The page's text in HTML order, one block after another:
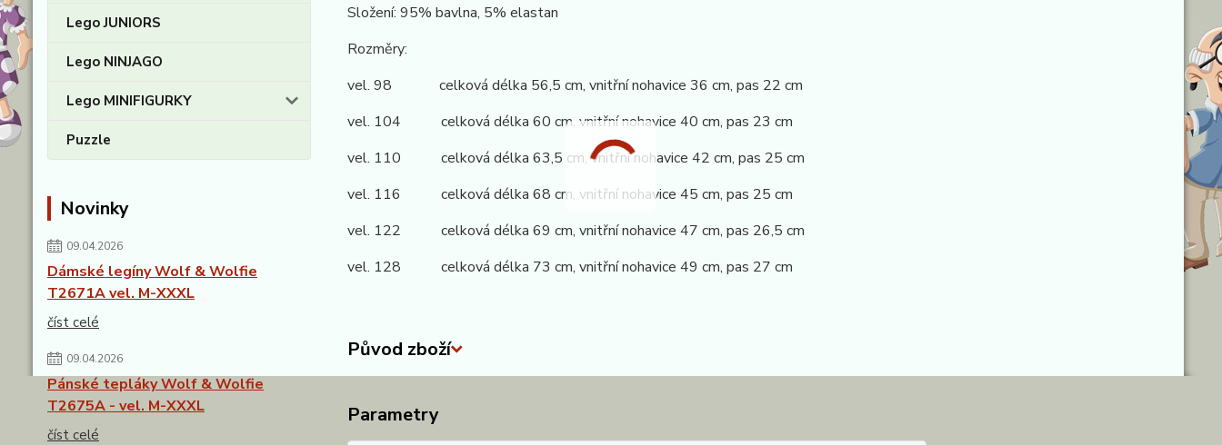
Lego JUNIORS
Lego NINJAGO
Lego MINIFIGURKY
Puzzle
Novinky
09.04.2026
Dámské legíny Wolf & Wolfie
T2671A vel. M-XXXL
číst celé
09.04.2026
Pánské tepláky Wolf & Wolfie
T2675A - vel. M-XXXL
číst celé
Složení: 95% bavlna, 5% elastan
Rozměry:
vel. 98 celková délka 56,5 cm, vnitřní nohavice 36 cm, pas 22 cm
vel. 104 celková délka 60 cm, vnitřní nohavice 40 cm, pas 23 cm
vel. 110 celková délka 63,5 cm, vnitřní nohavice 42 cm, pas 25 cm
vel. 116 celková délka 68 cm, vnitřní nohavice 45 cm, pas 25 cm
vel. 122 celková délka 69 cm, vnitřní nohavice 47 cm, pas 26,5 cm
vel. 128 celková délka 73 cm, vnitřní nohavice 49 cm, pas 27 cm
Původ zboží
Parametry